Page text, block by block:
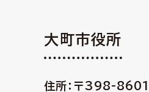
大町市役所
住所：〒398-8601